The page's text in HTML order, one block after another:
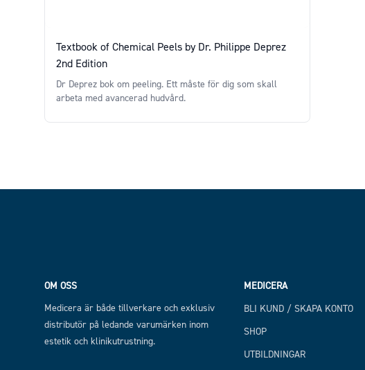
Textbook of Chemical Peels by Dr. Philippe Deprez
2nd Edition
Dr Deprez bok om peeling. Ett måste för dig som skall
arbeta med avancerad hudvård.
OM OSS
Medicera är både tillverkare och exklusiv
distributör på ledande varumärken inom
estetik och klinikutrustning.
MEDICERA
BLI KUND / SKAPA KONTO
SHOP
UTBILDNINGAR